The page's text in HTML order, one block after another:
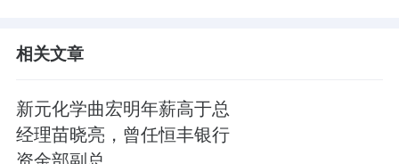
相关文章
新元化学曲宏明年薪高于总
经理苗晓亮，曾任恒丰银行